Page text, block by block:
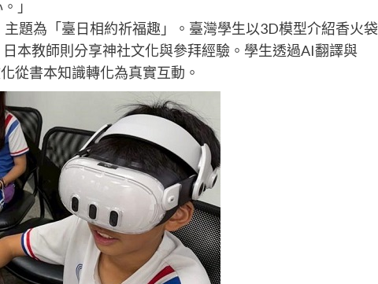
」
題為「臺日相約祈福趣」。臺灣學生以3D模型介紹香火袋
本教師則分享神社文化與參拜經驗。學生透過AI翻譯與
從書本知識轉化為真實互動。